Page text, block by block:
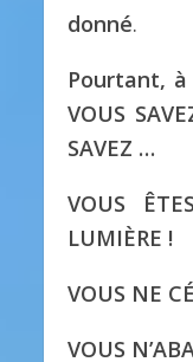
donné.
Pourtant,
VOUS
SAVEZ …
VOUS
LUMIÈRE !
VOUS NE
VOUS